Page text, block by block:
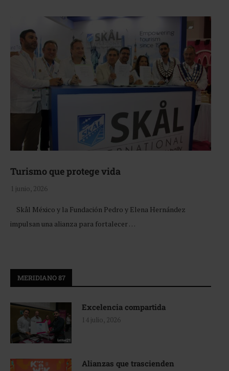
Turismo que protege vida
1 junio, 2026
Skål México y la Fundación Pedro y Elena Hernández
impulsan una alianza para fortalecer …
MERIDIANO 87
Excelencia compartida
14 julio, 2026
Alianzas que trascienden